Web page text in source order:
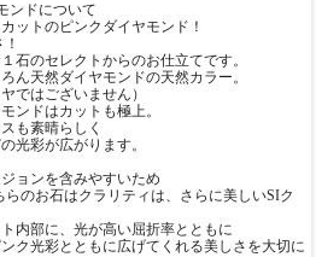
ンドについて
ットのピンクダイヤモンド！
石のセレクトからのお仕立てです。
ん天然ダイヤモンドの天然カラー。
ではございません）
ンドはカットも極上。
も素晴らしく
光彩が広がります。
ョンを含みやすいため
のお石はクラリティは、さらに美しいSIク
内部に、光が高い屈折率とともに
ク光彩とともに広げてくれる美しさを大切に